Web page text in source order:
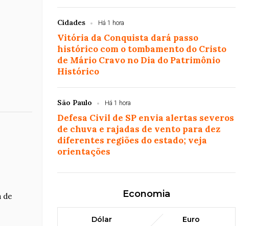
de
Cidades Há 1 hora
Vitória da Conquista dará passo
histórico com o tombamento do Cristo
de Mário Cravo no Dia do Patrimônio
Histórico
São Paulo Há 1 hora
Defesa Civil de SP envia alertas severos
de chuva e rajadas de vento para dez
diferentes regiões do estado; veja
orientações
Economia
Dólar
Euro